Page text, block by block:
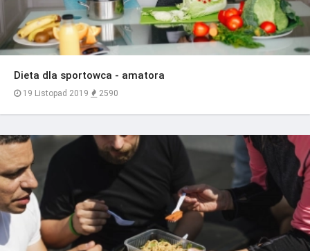
Dieta dla sportowca - amatora
19 Listopad 2019 2590